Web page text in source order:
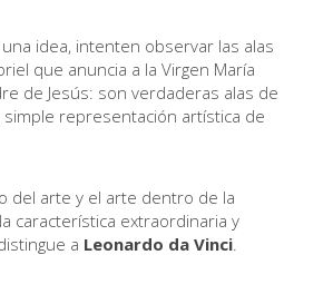
Museos
del Bargello
Capillas de los Medici
de San Marcos
idea, intenten observar las alas
que anuncia a la Virgen María
de Jesús: son verdaderas alas de
simple representación artística de
del arte y el arte dentro de la
característica extraordinaria y
a Leonardo da Vinci.